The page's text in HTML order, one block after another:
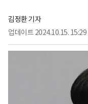
김정환 기자
업데이트 2024.10.15. 15:29